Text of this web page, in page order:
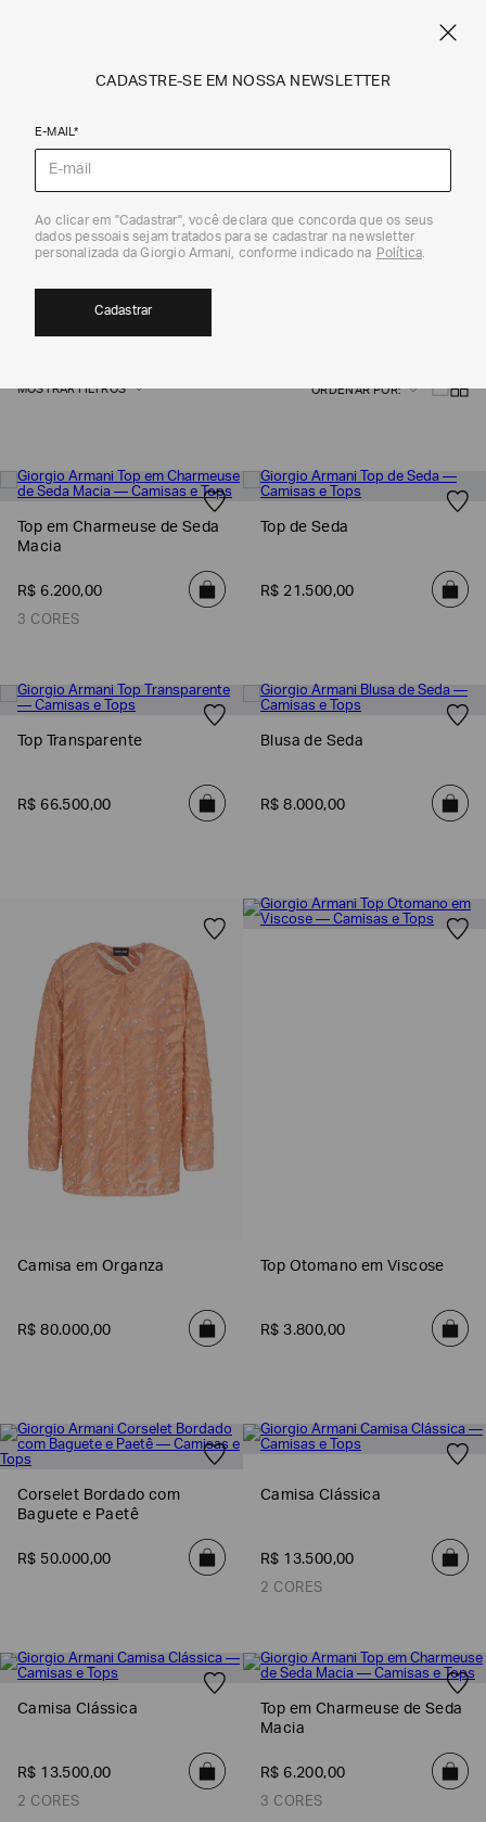
Giorgio Armani
CAMISAS E TOPS
MOSTRAR FILTROS ORDENAR POR
Top em Charmeuse de Seda
Macia
R$ 6.200,00
3 CORES
Top de Seda
R$ 21 .500,00
Top Transparente
R$ 66.500,00
Blusa de Seda
R$ 8.000,00
Camisa em Organza
R$ 80.000,00
Top Otomano em Viscose
R$ 3.800,00
Corselet Bordado com
Baguete e Paetê
R$ 50.000,00
Camisa Clássica
R$ 13.500,00
2 CORES
Camisa Clássica
R$ 13.500,00
2 CORES
Top em Charmeuse de Seda
Macia
R$ 6.200,00
3 CORES
CADASTRE-SE EM NOSSA NEWSLETTER
E-MAIL*
Ao clicar em "Cadastrar", você declara que concorda que os seus
dados pessoais sejam tratados para se cadastrar na newsletter
personalizada da Giorgio Armani, conforme indicado na Política.
Cadastrar
contar
SOBRENOME*
DATA
DE
NASCIMENTO*
seguintes
Selecionar
Emporio
Armani
EA7
Armani/Silos